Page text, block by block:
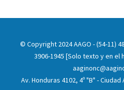
© Copyright 2024 AAGO - (54-11)
3906-1945 [Solo texto y en el
Av. Honduras 4102, 4º "B" -